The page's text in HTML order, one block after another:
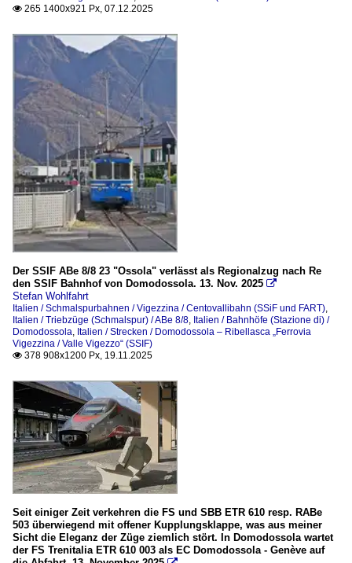
 265 1400x921 Px, 07.12.2025
Der SSIF ABe 8/8 23 "Ossola" verlässt als Regionalzug nach Re
den SSIF Bahnhof von Domodossola. 13. Nov. 2025 
Stefan Wohlfahrt
Italien / Schmalspurbahnen / Vigezzina / Centovallibahn (SSiF und FART)
Italien / Triebzüge (Schmalspur) / ABe 8/8 Italien / Bahnhöfe (Stazione di) /
Domodossola Italien / Strecken / Domodossola – Ribellasca „Ferrovia
Vigezzina / Valle Vigezzo“ (SSIF)
 378 908x1200 Px, 19.11.2025
Seit einiger Zeit verkehren die FS und SBB ETR 610 resp. RABe
503 überwiegend mit offener Kupplungsklappe, was aus meiner
Sicht die Eleganz der Züge ziemlich stört. In Domodossola wartet
der FS Trenitalia ETR 610 003 als EC Domodossola - Genève auf